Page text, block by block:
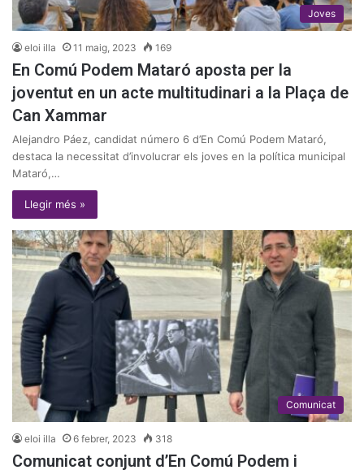
Joves
eloi illa 11 maig, 2023 169
En Comú Podem Mataró aposta per la
joventut en un acte multitudinari a la Plaça de
Can Xammar
Alejandro Páez, candidat número 6 d’En Comú Podem Mataró,
destaca la necessitat d’involucrar els joves en la política municipal
Mataró,…
Llegir més »
Comunicat
eloi illa 6 febrer, 2023 318
Comunicat conjunt d’En Comú Podem i